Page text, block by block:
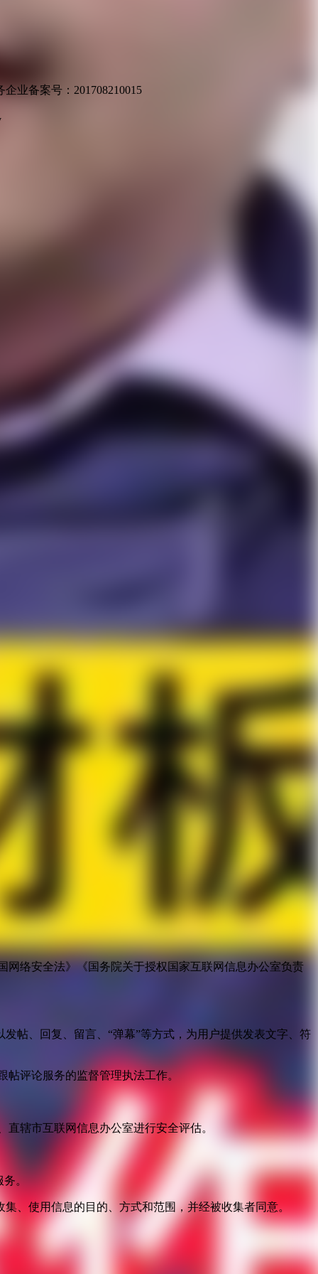
业备案号：201708210015
络安全法》《国务院关于授权国家互联网信息办公室负责
帖、回复、留言、“弹幕”等方式，为用户提供发表文字、符
帖评论服务的监督管理执法工作。
辖市互联网信息办公室进行安全评估。
务。
、使用信息的目的、方式和范围，并经被收集者同意。